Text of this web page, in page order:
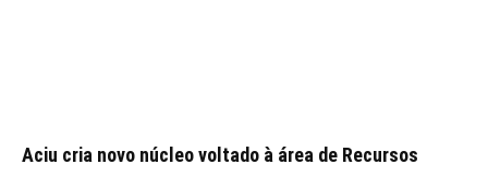
Aciu cria novo núcleo voltado à área de Recursos